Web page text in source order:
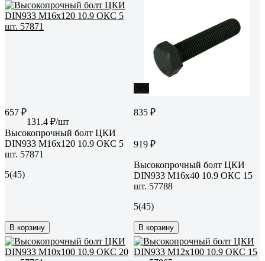
657 ₽
131.4 ₽/шт
Высокопрочный болт ЦКИ
DIN933 М16х120 10.9 ОКС 5
шт. 57871
5(45)
В корзину
835 ₽
919 ₽
Высокопрочный болт ЦКИ
DIN933 М16х40 10.9 ОКС 15
шт. 57788
5(45)
В корзину